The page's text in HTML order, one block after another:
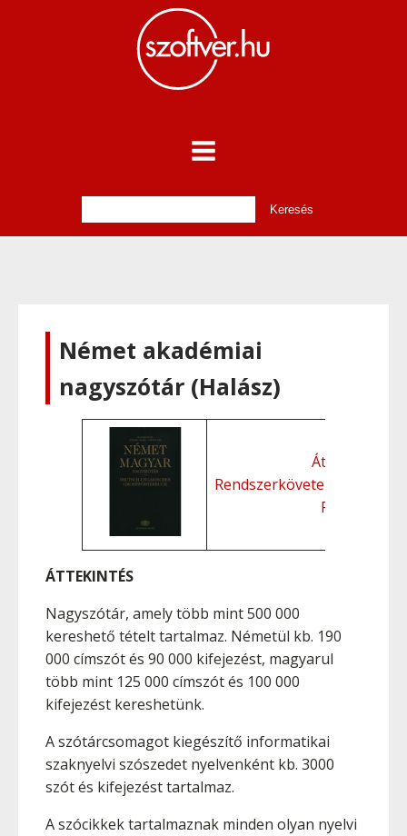
Német akadémiai
nagyszótár (Halász)
Áttekintés
Rendszerkövetelmények
Funkciók
ÁTTEKINTÉS
Nagyszótár, amely több mint 500 000
kereshető tételt tartalmaz. Németül kb. 190
000 címszót és 90 000 kifejezést, magyarul
több mint 125 000 címszót és 100 000
kifejezést kereshetünk.
A szótárcsomagot kiegészítő informatikai
szaknyelvi szószedet nyelvenként kb. 3000
szót és kifejezést tartalmaz.
A szócikkek tartalmaznak minden olyan nyelvi